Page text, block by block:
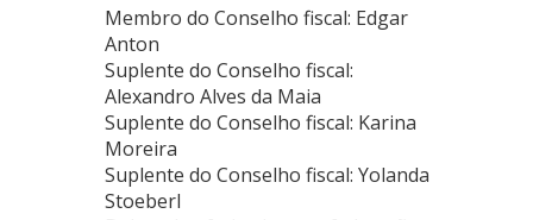
Membro do Conselho fiscal: Edgar
Anton
Suplente do Conselho fiscal:
Alexandro Alves da Maia
Suplente do Conselho fiscal: Karina
Moreira
Suplente do Conselho fiscal: Yolanda
Stoeberl